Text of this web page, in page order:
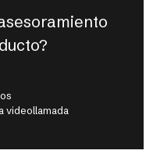
videollamada